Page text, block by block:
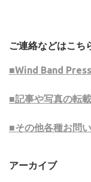
ご連絡などはこち
■Wind Band
■記事や写真の転
■その他各種お問
アーカイブ